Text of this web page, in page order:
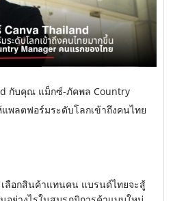
กับคุณ แม็กซ์-ภัคพล Country
พลตฟอร์มระดับโลกเข้าถึงคนไทย
เลือกสินค้าแทนคน แบรนด์ไทยจะสู้